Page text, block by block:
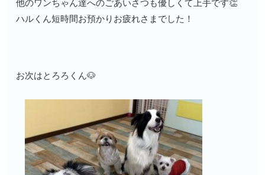
他のワンちゃん達へのごあいさつも優しくて上手です👏
ハルくん短時間お預かりお疲れさまでした！
お次はとろろくん🐶